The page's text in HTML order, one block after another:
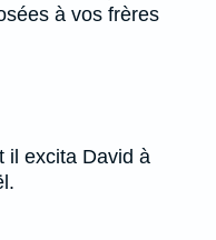
à vos frères
il excita David à